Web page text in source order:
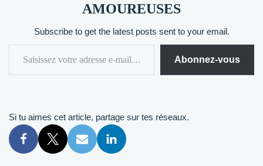
AMOUREUSES
Subscribe to get the latest posts sent to your email.
Abonnez-vous
Si tu aimes cet article, partage sur tes réseaux.